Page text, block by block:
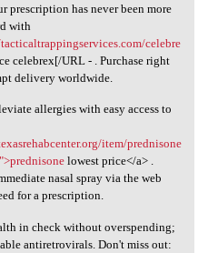
prescription
prescription has never been more
with
celebre
celebrex[/URL - . Purchase right
delivery worldwide.
allergies with easy access to
item/prednisone
lowest price</a> .
nasal spray via the web
for a prescription.
in check without overspending;
antiretrovirals. Don't miss out: